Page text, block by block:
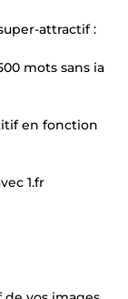
attractif :
mots sans ia
en fonction
1.fr